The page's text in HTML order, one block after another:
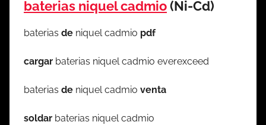
baterias niquel cadmio(Ni-Cd)
baterias de niquel cadmio pdf
cargar baterias niquel cadmio everexceed
baterias de niquel cadmio venta
soldar baterias niquel cadmio